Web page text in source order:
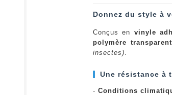
Donnez du style à
Conçus en vinyle
polymère
insectes)
Une résistance à
- Conditions